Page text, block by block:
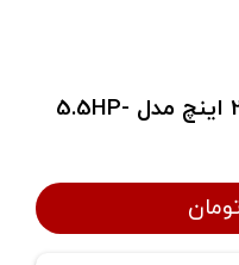
پمپ شناور سه فاز باران 2 اینچ مدل 5.5HP-